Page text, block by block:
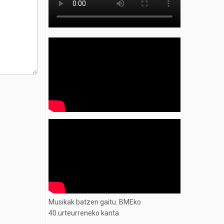
Musikak batzen gaitu. BMEko
40.urteurreneko kanta